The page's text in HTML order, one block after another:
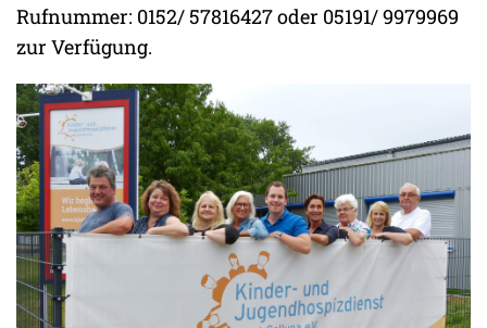
Rufnummer: 0152/ 57816427 oder 05191/ 9979969
zur Verfügung.